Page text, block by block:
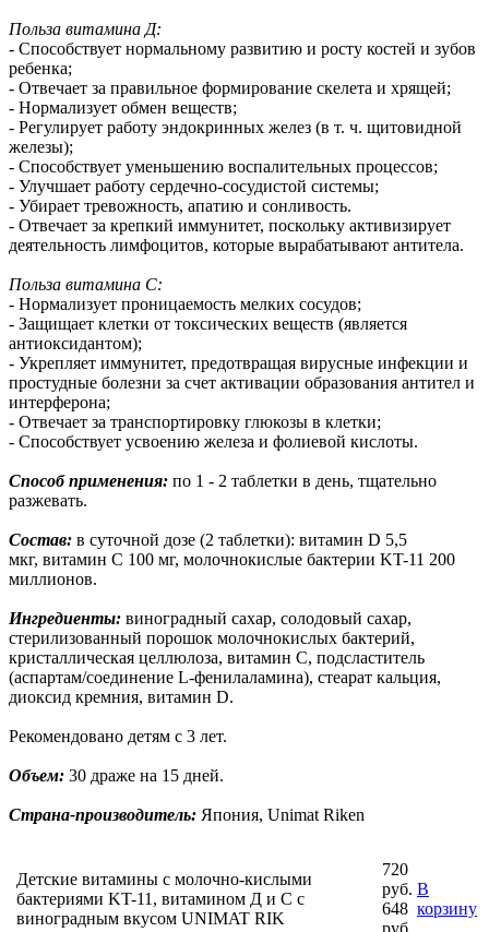
Польза витамина Д:
- Способствует нормальному развитию и росту костей и зубов
ребенка;
- Отвечает за правильное формирование скелета и хрящей;
- Нормализует обмен веществ;
- Регулирует работу эндокринных желез (в т. ч. щитовидной
железы);
- Способствует уменьшению воспалительных процессов;
- Улучшает работу сердечно-сосудистой системы;
- Убирает тревожность, апатию и сонливость.
- Отвечает за крепкий иммунитет, поскольку активизирует
деятельность лимфоцитов, которые вырабатывают антитела.
Польза витамина С:
- Нормализует проницаемость мелких сосудов;
- Защищает клетки от токсических веществ (является
антиоксидантом);
- Укрепляет иммунитет, предотвращая вирусные инфекции и
простудные болезни за счет активации образования антител и
интерферона;
- Отвечает за транспортировку глюкозы в клетки;
- Способствует усвоению железа и фолиевой кислоты.
Способ применения: по 1 - 2 таблетки в день, тщательно
разжевать.
Состав: в суточной дозе (2 таблетки): витамин D 5,5
мкг, витамин C 100 мг, молочнокислые бактерии KT-11 200
миллионов.
Ингредиенты: виноградный сахар, солодовый сахар,
стерилизованный порошок молочнокислых бактерий,
кристаллическая целлюлоза, витамин С, подсластитель
(аспартам/соединение L-фенилаламина), стеарат кальция,
диоксид кремния, витамин D.
Рекомендовано детям с 3 лет.
Объем: 30 драже на 15 дней.
Страна-производитель: Япония, Unimat Riken
Детские витамины с молочно-кислыми
бактериями KT-11, витамином Д и С с
виноградным вкусом UNIMAT RIK
720
руб.
648
руб.
В
корзину